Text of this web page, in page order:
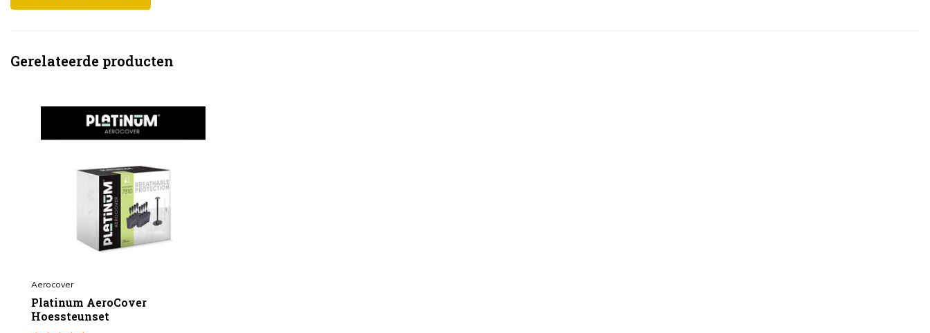
Gerelateerde producten
Aerocover
Platinum AeroCover
Hoessteunset